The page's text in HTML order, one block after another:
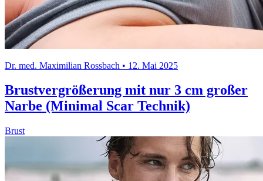
Dr. med. Maximilian Rossbach • 12. Mai 2025
Brustvergrößerung mit nur 3 cm großer
Narbe (Minimal Scar Technik)
Brust